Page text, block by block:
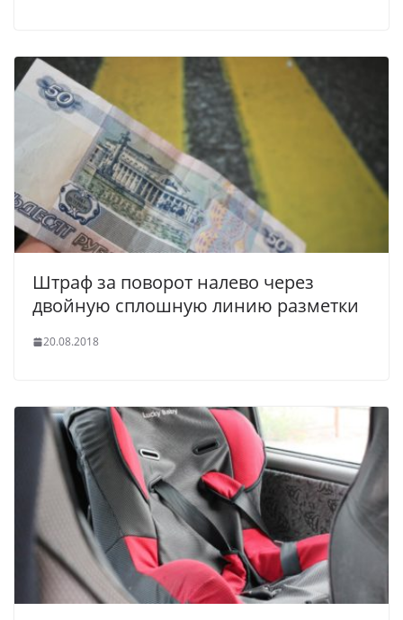
Штраф за поворот налево через
двойную сплошную линию разметки
20.08.2018